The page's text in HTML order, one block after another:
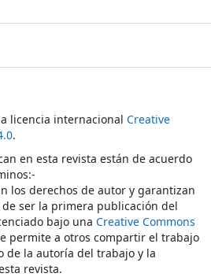
licencia internacional Creative
.
en esta revista están de acuerdo
los derechos de autor y garantizan
ser la primera publicación del
bajo una Creative Commons
permite a otros compartir el trabajo
de la autoría del trabajo y la
revista.